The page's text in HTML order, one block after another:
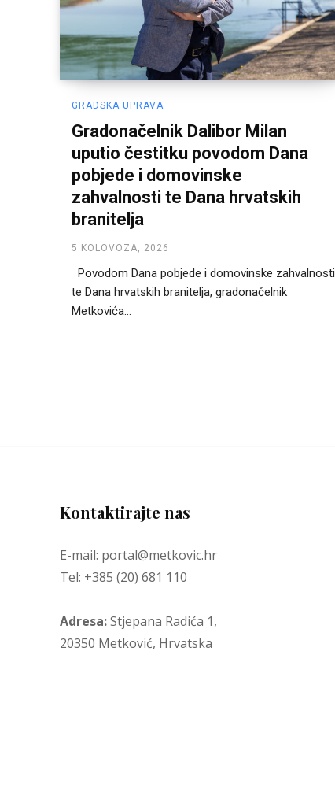
GRADSKA UPRAVA
Gradonačelnik Dalibor Milan
uputio čestitku povodom Dana
pobjede i domovinske
zahvalnosti te Dana hrvatskih
branitelja
5 KOLOVOZA, 2026
Povodom Dana pobjede i domovinske zahvalnosti
te Dana hrvatskih branitelja, gradonačelnik
Metkovića...
Kontaktirajte nas
E-mail: portal@metkovic.hr
Tel: +385 (20) 681 110
Adresa:Stjepana Radića 1,
20350 Metković, Hrvatska